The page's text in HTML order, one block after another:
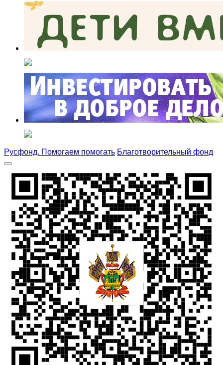
Русфонд. Помогаем помогать Благотворительный фонд